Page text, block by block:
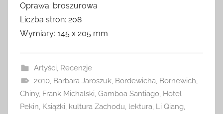
Oprawa: broszurowa
Liczba stron: 208
Wymiary: 145 x 205 mm
Artyści Recenzje
2010, Barbara Jaroszuk, Bordewicha Bornewich
Chiny, Frank Michalski Gamboa Santiago Hotel
Pekin Książki kultura Zachodu lektura Li Qiang